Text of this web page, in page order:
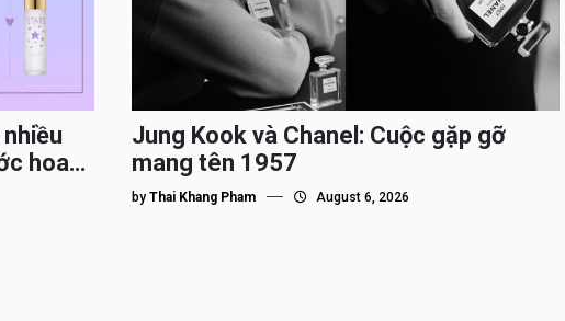
hoa
Jung Kook và Chanel: Cuộc gặp gỡ
mang tên 1957
by Thai Khang Pham August 6, 2026